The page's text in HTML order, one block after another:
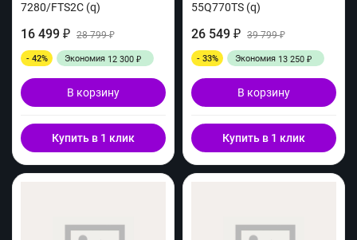
7280/FTS2C (q)
16 499 ₽ 28 799₽
- 42% Экономия 12 300 ₽
В корзину
Купить в 1 клик
55Q770TS (q)
26 549 ₽ 39 799₽
- 33% Экономия 13 250 ₽
В корзину
Купить в 1 клик